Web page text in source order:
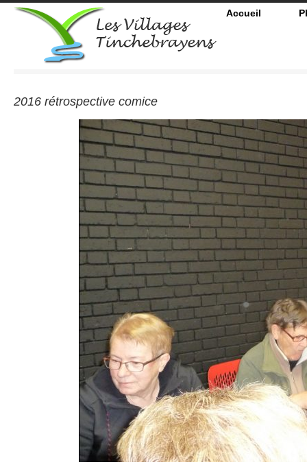
Accueil
2016 rétrospective comice